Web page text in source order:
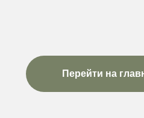
Перейти на